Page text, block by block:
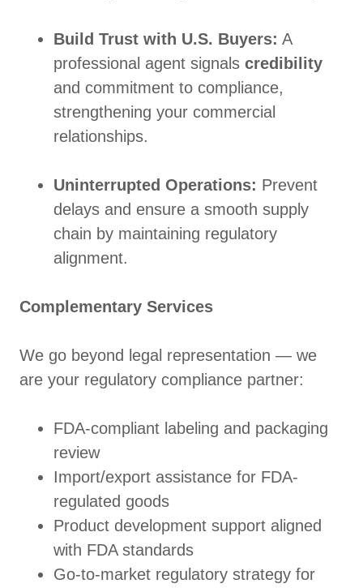
Build Trust with U.S. Buyers: A
professional agent signals credibility
and commitment to compliance,
strengthening your commercial
relationships.
Uninterrupted Operations: Prevent
delays and ensure a smooth supply
chain by maintaining regulatory
alignment.
Complementary Services
We go beyond legal representation — we
are your regulatory compliance partner:
FDA-compliant labeling and packaging
review
Import/export assistance for FDA-
regulated goods
Product development support aligned
with FDA standards
Go-to-market regulatory strategy for